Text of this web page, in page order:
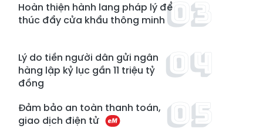
Hoàn thiện hành lang pháp lý để
thúc đẩy cửa khẩu thông minh
Lý do tiền người dân gửi ngân
hàng lập kỷ lục gần 11 triệu tỷ
đồng
Đảm bảo an toàn thanh toán,
giao dịch điện tử